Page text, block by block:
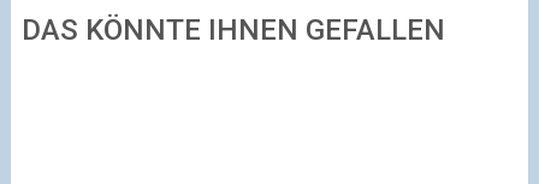
DAS KÖNNTE IHNEN GEFALLEN